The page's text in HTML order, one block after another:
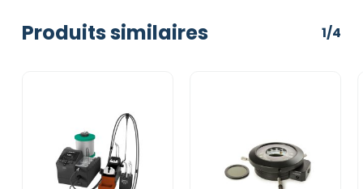
Produits similaires 1/4